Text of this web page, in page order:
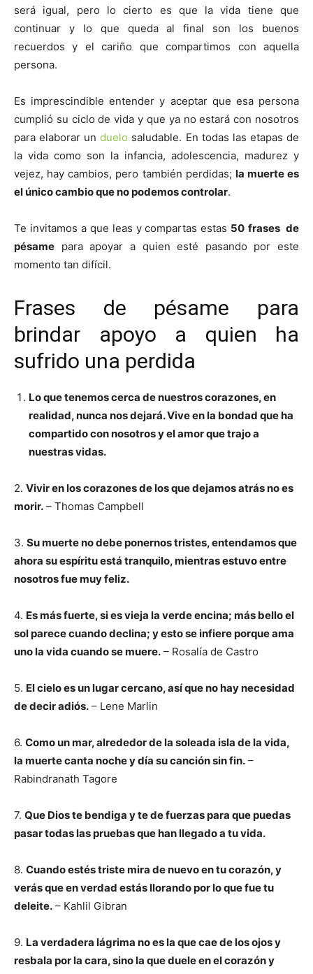
será igual, pero lo cierto es que la vida tiene que
continuar y lo que queda al final son los buenos
recuerdos y el cariño que compartimos con aquella
persona.
Es imprescindible entender y aceptar que esa persona
cumplió su ciclo de vida y que ya no estará con nosotros
para elaborar unduelo saludable. En todas las etapas de
la vida como son la infancia, adolescencia, madurez y
vejez, hay cambios, pero también perdidas; la muerte es
el único cambio que no podemos controlar.
Te invitamos a que leas y compartas estas 50 frases de
pésame para apoyar a quien esté pasando por este
momento tan difícil.
Frases de pésame para
brindar apoyo a quien ha
sufrido una perdida
Lo que tenemos cerca de nuestros corazones, en
realidad, nunca nos dejará. Vive en la bondad que ha
compartido con nosotros y el amor que trajo a
nuestras vidas.
2. Vivir en los corazones de los que dejamos atrás no es
morir. – Thomas Campbell
3. Su muerte no debe ponernos tristes, entendamos que
ahora su espíritu está tranquilo, mientras estuvo entre
nosotros fue muy feliz.
4. Es más fuerte, si es vieja la verde encina; más bello el
sol parece cuando declina; y esto se infiere porque ama
uno la vida cuando se muere. – Rosalía de Castro
5. El cielo es un lugar cercano, así que no hay necesidad
de decir adiós. – Lene Marlin
6. Como un mar, alrededor de la soleada isla de la vida,
la muerte canta noche y día su canción sin fin. –
Rabindranath Tagore
7. Que Dios te bendiga y te de fuerzas para que puedas
pasar todas las pruebas que han llegado a tu vida.
8. Cuando estés triste mira de nuevo en tu corazón, y
verás que en verdad estás llorando por lo que fue tu
deleite. – Kahlil Gibran
9. La verdadera lágrima no es la que cae de los ojos y
resbala por la cara, sino la que duele en el corazón y